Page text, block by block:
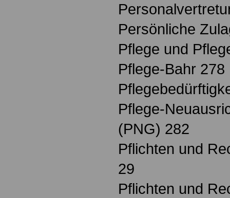
Persönliche
Pflege und
Pflege-Bahr 278
Pflege-
(PNG) 282
Pflichten und
29
Pflichten und